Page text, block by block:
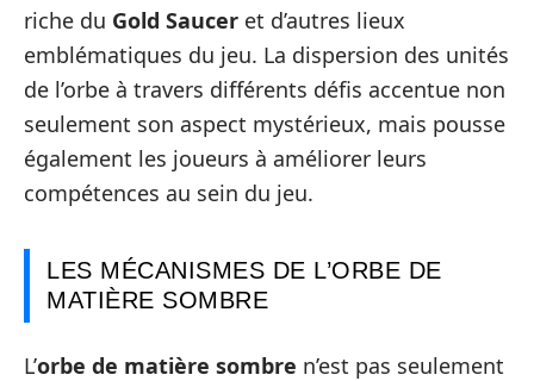
riche du Gold Saucer et d’autres lieux
emblématiques du jeu. La dispersion des unités
de l’orbe à travers différents défis accentue non
seulement son aspect mystérieux, mais pousse
également les joueurs à améliorer leurs
compétences au sein du jeu.
LES MÉCANISMES DE L’ORBE DE
MATIÈRE SOMBRE
L’orbe de matière sombre n’est pas seulement